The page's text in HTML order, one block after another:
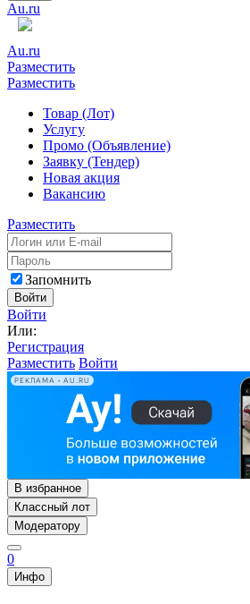
Au.ru
Au.ru
Разместить
Разместить
Товар (Лот)
Услугу
Промо (Объявление)
Заявку (Тендер)
Новая акция
Вакансию
Разместить
Запомнить
Войти
Войти
Или:
Регистрация
Разместить Войти
РЕКЛАМА • AU.RU
В избранное
Классный лот
Модератору
0
Инфо